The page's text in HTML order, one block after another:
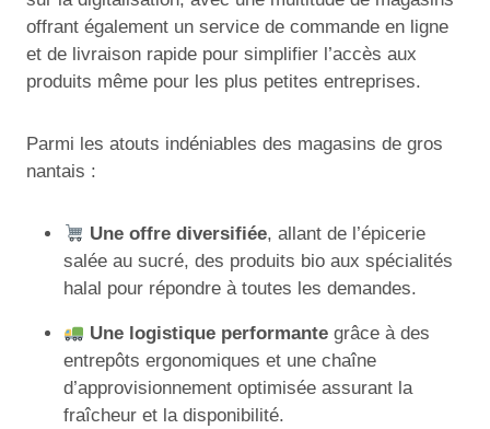
offrant également un service de commande en ligne
et de livraison rapide pour simplifier l’accès aux
produits même pour les plus petites entreprises.
Parmi les atouts indéniables des magasins de gros
nantais :
Une offre diversifiée, allant de l’épicerie
salée au sucré, des produits bio aux spécialités
halal pour répondre à toutes les demandes.
Une logistique performante grâce à des
entrepôts ergonomiques et une chaîne
d’approvisionnement optimisée assurant la
fraîcheur et la disponibilité.